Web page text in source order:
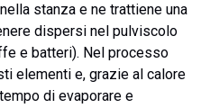
stanza e ne trattiene una
dispersi nel pulviscolo
e batteri). Nel processo
elementi e, grazie al calore
di evaporare e